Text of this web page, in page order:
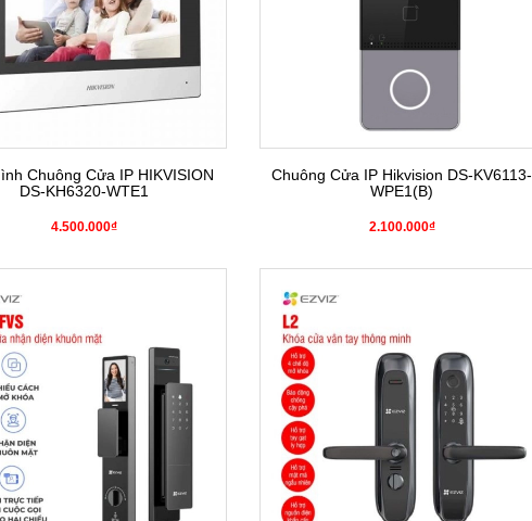
Chuông Cửa IP HIKVISION
DS-KH6320-WTE1
4.500.000₫
Chuông Cửa IP Hikvision DS-KV6113-
WPE1(B)
2.100.000₫